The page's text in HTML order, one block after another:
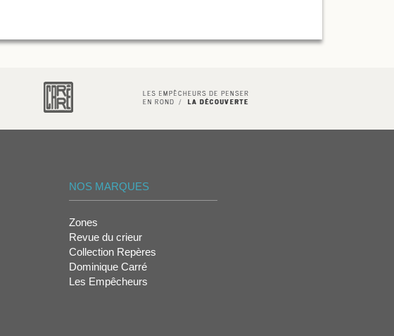
NOS MARQUES
Zones
Revue du crieur
Collection Repères
Dominique Carré
Les Empêcheurs